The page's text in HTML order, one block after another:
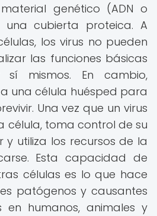
genético (ADN o
una cubierta proteica. A
los virus no pueden
las funciones básicas
mismos. En cambio,
una célula huésped para
Una vez que un virus
célula, toma control de su
y utiliza los recursos de la
Esta capacidad de
células es lo que hace
patógenos y causantes
en humanos, animales y